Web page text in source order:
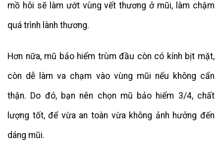
mồ hôi sẽ làm ướt vùng vết thương ở mũi, làm chậm
quá trình lành thương.
Hơn nữa, mũ bảo hiểm trùm đầu còn có kính bịt mặt,
còn dễ làm va chạm vào vùng mũi nếu không cẩn
thận. Do đó, bạn nên chọn mũ bảo hiểm 3/4, chất
lượng tốt, để vừa an toàn vừa không ảnh hưởng đến
dáng mũi.